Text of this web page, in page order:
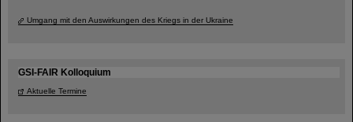
Umgang mit den Auswirkungen des Kriegs in der Ukraine
GSI-FAIR Kolloquium
Aktuelle Termine